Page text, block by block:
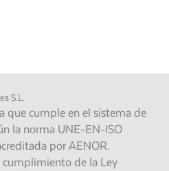
que cumple en el sistema de
la norma UNE-EN-ISO
por AENOR.
cumplimiento de la Ley